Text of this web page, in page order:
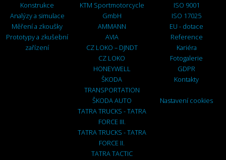
Konstrukce
Analýzy a simulace
Měření a zkoušky
Prototypy a zkušební
zařízení
KTM Sportmotorcycle
GmbH
AMMANN
AVIA
CZ LOKO – DJNDT
CZ LOKO
HONEYWELL
ŠKODA
TRANSPORTATION
ŠKODA AUTO
TATRA TRUCKS - TATRA
FORCE III.
TATRA TRUCKS - TATRA
FORCE II.
TATRA TACTIC
ISO 9001
ISO 17025
EU - dotace
Reference
Kariéra
Fotogalerie
GDPR
Kontakty
Nastavení cookies